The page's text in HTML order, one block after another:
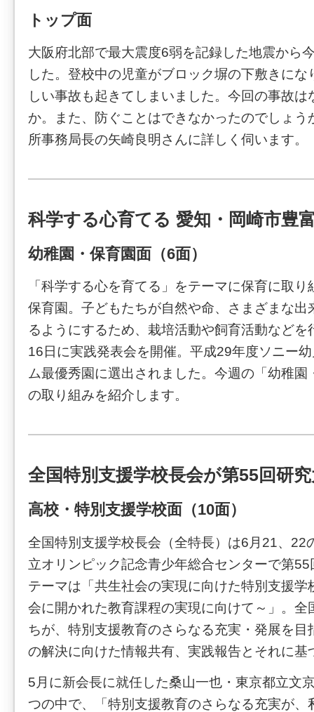
トップ面
大阪府北部で最大震度6弱を記録した地震から
した。登校中の児童がブロック塀の下敷きに
しい事故も起きてしまいました。今回の事故
か。また、防ぐことはできなかったのでしょう
所事務局長の矢崎良明さんに詳しく伺います。
科学する心育てる 愛知・岡崎市豊
幼稚園・保育園面（6面）
「科学する心を育てる」をテーマに保育に取
保育園。子どもたちが自然や命、さまざまな出
るようにするため、栽培活動や飼育活動などを
16日に実践発表会を開催。平成29年度ソニー
ム最優秀園に選出されました。今週の「幼稚園
の取り組みを紹介します。
全国特別支援学校長会が第55回研
高校・特別支援学校面（10面）
全国特別支援学校長会（全特長）は6月21、22
立オリンピック記念青少年総合センターで第
テーマは「共生社会の実現に向けた特別支援学
会に開かれた教育課程の実現に向けて～」。全
ちが、特別支援教育のさらなる充実・発展を目
の解決に向けた情報共有、実践報告とそれに基
5月に新会長に就任した桑山一也・東京都立文
つの中で、「特別支援教育のさらなる充実が、